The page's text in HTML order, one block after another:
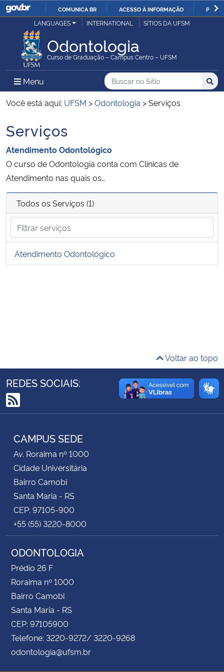
IR
O
COMUNICA BR ACESSO À INFORMAÇÃO
Ministério da Justiça e Segurança Pública
Ministério da Defesa
Ministério das Relações Exteriores
Ministério da Economia
Ministério da Infraestrutura
Ministério da Agricultura, Pecuária e Abastecimento
Ministério da Educação
Ministério da Cidadania
Ministério da Saúde
Ministério do Desenvolvimento Regional
Ministério da Mulher, da Família e dos Direitos Humanos
Secretaria-Geral
Secretaria de Governo
Gabinete de Segurança Institucional
Advocacia-Geral da União
LANGUAGES INTERNATIONAL SÍTIOS DA UFSM
Odontologia
Curso de Graduação – Campus Centro – UFSM
Menu Menu Principal do Sítio
Busca
Buscar no no Sítio
Busca:
Você está aqui: UFSM >Odontologia >Serviços
Serviços
Atendimento Odontológico
O curso de Odontologia conta com Clínicas de
Atendimento nas quais os…
Todos os Serviços (1)
Atendimento Odontológico
Voltar ao topo
REDES SOCIAIS:
RSS
CAMPUS SEDE
Av. Roraima nº 1000
Cidade Universitária
Bairro Camobi
Santa Maria - RS
CEP: 97105-900
+55 (55) 3220-8000
ODONTOLOGIA
Prédio 26 F
Roraima nº 1000
Bairro Camobi
Santa Maria - RS
CEP: 97105900
Telefone: 3220-9272/ 3220-9268
odontologia@ufsm.br